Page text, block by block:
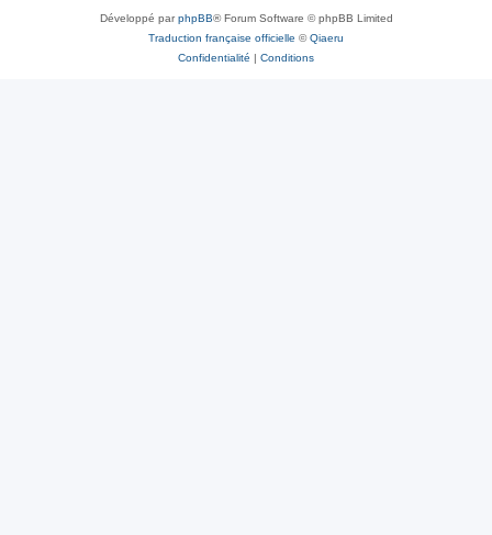
Développé parphpBB® Forum Software © phpBB Limited
Traduction française officielle ©Qiaeru
Confidentialité | Conditions